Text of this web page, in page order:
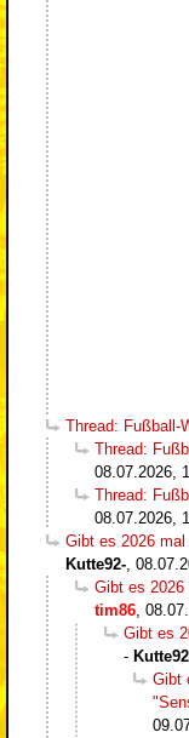
Thread: Fußball-
Thread:
08.07.2026,
Thread:
08.07.2026,
Gibt es 2026
Kutte92-
Gibt es 2026
tim86
Gibt es
-
Gibt